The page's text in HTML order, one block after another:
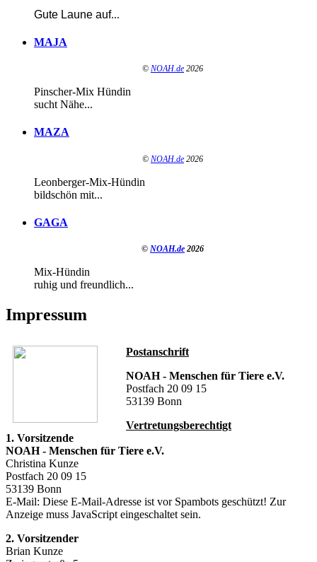
Gute Laune auf...
MAJA
© NOAH.de 2026
Pinscher-Mix Hündin
sucht Nähe...
MAZA
© NOAH.de 2026
Leonberger-Mix-Hündin
bildschön mit...
GAGA
© NOAH.de 2026
Mix-Hündin
ruhig und freundlich...
Impressum
Postanschrift
NOAH - Menschen für Tiere e.V.
Postfach 20 09 15
53139 Bonn
Vertretungsberechtigt
1. Vorsitzende
NOAH - Menschen für Tiere e.V.
Christina Kunze
Postfach 20 09 15
53139 Bonn
E-Mail: Diese E-Mail-Adresse ist vor Spambots geschützt! Zur
Anzeige muss JavaScript eingeschaltet sein.
2. Vorsitzender
Brian Kunze